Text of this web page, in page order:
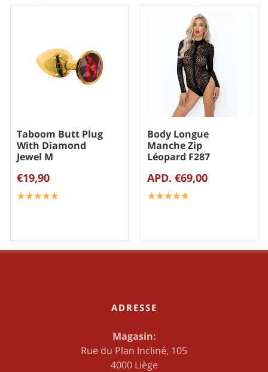
Taboom Butt Plug
With Diamond
Jewel M
€19,90
☆☆☆☆☆
★★★★★
Body Longue
Manche Zip
Léopard F287
APD. €69,00
☆☆☆☆☆
★★★★★
ADRESSE
Magasin:
Rue du Plan Incliné, 105
4000 Liège